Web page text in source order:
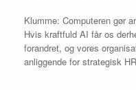
Klumme: Computeren gør
Hvis kraftfuld AI får os
forandret, og vores
anliggende for strategisk